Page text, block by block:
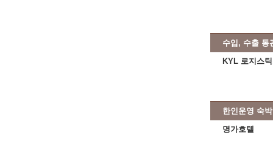
수입, 수출 통
KYL 로지스
한인운영 숙
명가호텔